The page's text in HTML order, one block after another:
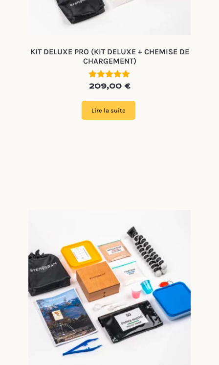
KIT DELUXE PRO (KIT DELUXE + CHEMISE DE
CHARGEMENT)
Note
sur 5
209,00 €
Lire la suite